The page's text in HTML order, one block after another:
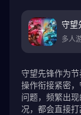
守望
多人
守望先锋作为
操作衔接紧密
问题，频繁出
况，都会直接